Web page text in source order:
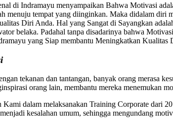
di Indramayu menyampaikan Bahwa Motivasi
menuju tempat yang diinginkan. Maka didalam diri
Diri Anda. Hal yang Sangat di Sayangkan
belaka. Padahal tanpa disadarinya bahwa
yang Siap membantu Meningkatkan Kualitas
tekanan dan tantangan, banyak orang merasa
orang lain, membantu mereka menemukan
Kami dalam melaksanakan Training Corporate dari
kesalahan umum, sehingga mengundang